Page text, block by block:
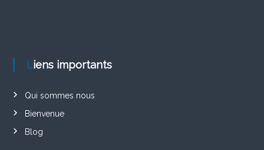
Liens importants
Qui sommes nous
Bienvenue
Blog